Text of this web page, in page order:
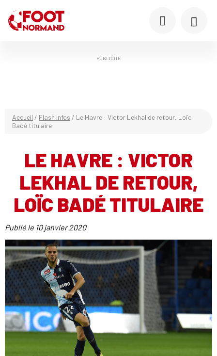
PUBLICITÉ
Accueil / Flash infos / Le Havre : Victor Lekhal de retour, Loïc
Badé titulaire
LE HAVRE : VICTOR
LEKHAL DE RETOUR,
LOÏC BADÉ TITULAIRE
Publié le 10 janvier 2020